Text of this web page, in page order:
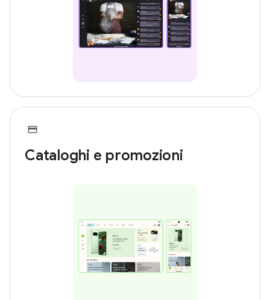
Cataloghi e promozioni